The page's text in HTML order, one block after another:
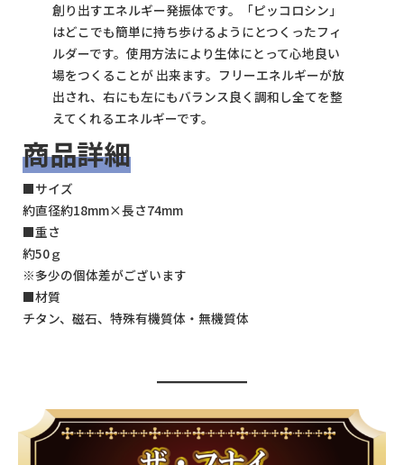
創り出すエネルギー発振体です。「ピッコロシン」
はどこでも簡単に持ち歩けるようにとつくったフィ
ルダーです。使用方法により生体にとって心地良い
場をつくることが 出来ます。フリーエネルギーが放
出され、右にも左にもバランス良く調和し全てを整
えてくれるエネルギーです。
商品詳細
■サイズ
約直径約18mm×長さ74mm
■重さ
約50ｇ
※多少の個体差がございます
■材質
チタン、磁石、特殊有機質体・無機質体